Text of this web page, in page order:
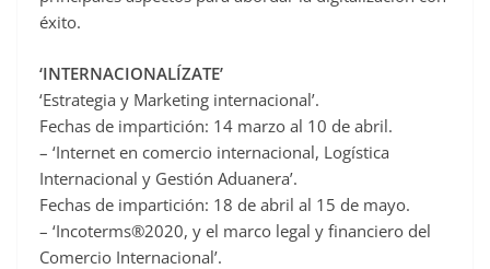
éxito.
‘INTERNACIONALÍZATE’
‘Estrategia y Marketing internacional’.
Fechas de impartición: 14 marzo al 10 de abril.
– ‘Internet en comercio internacional, Logística
Internacional y Gestión Aduanera’.
Fechas de impartición: 18 de abril al 15 de mayo.
– ‘Incoterms®2020, y el marco legal y financiero del
Comercio Internacional’.